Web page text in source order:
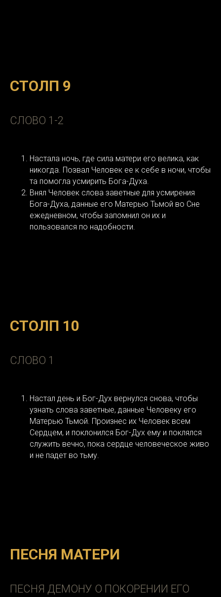
СТОЛП 9
СЛОВО 1-2
Настала ночь, где сила матери его велика, как
никогда. Позвал Человек ее к себе в ночи, чтобы
та помогла усмирить Бога-Духа.
Внял Человек слова заветные для усмирения
Бога-Духа, данные его Матерью Тьмой во Сне
ежедневном, чтобы запомнил он их и
пользовался по надобности.
СТОЛП 10
СЛОВО 1
Настал день и Бог-Дух вернулся снова, чтобы
узнать слова заветные, данные Человеку его
Матерью Тьмой. Произнес их Человек всем
Сердцем, и поклонился Бог-Дух ему и поклялся
служить вечно, пока сердце человеческое живо
и не падет во тьму.
ПЕСНЯ МАТЕРИ
ПЕСНЯ ДЕМОНУ О ПОКОРЕНИИ ЕГО